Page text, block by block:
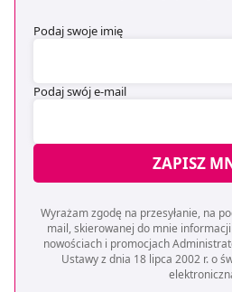
Podaj swoje imię
Podaj swój e-mail
ZAPISZ
Wyrażam zgodę na przesyłanie, na
mail, skierowanej do mnie
nowościach i promocjach
Ustawy z dnia 18 lipca 2002 r. o